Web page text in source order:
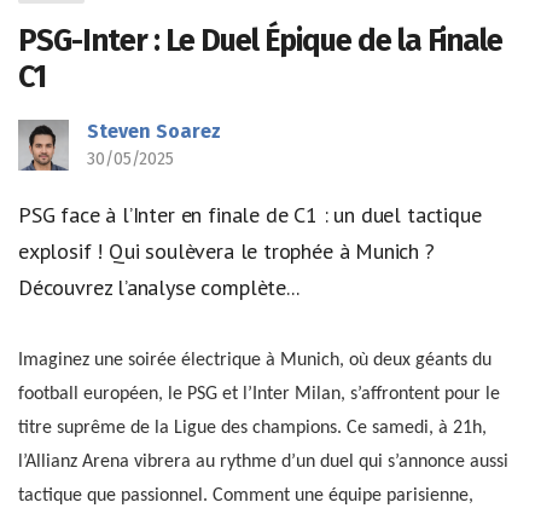
PSG-Inter : Le Duel Épique de la Finale
C1
Steven Soarez
30/05/2025
PSG face à l’Inter en finale de C1 : un duel tactique
explosif ! Qui soulèvera le trophée à Munich ?
Découvrez l’analyse complète...
Imaginez une soirée électrique à Munich, où deux géants du
football européen, le PSG et l’Inter Milan, s’affrontent pour le
titre suprême de la Ligue des champions. Ce samedi, à 21h,
l’Allianz Arena vibrera au rythme d’un duel qui s’annonce aussi
tactique que passionnel. Comment une équipe parisienne,